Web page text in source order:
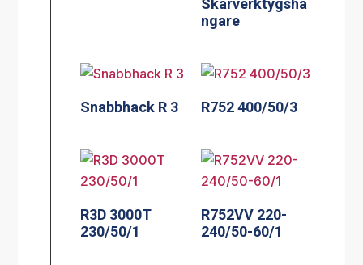
Skärverktygshä
ngare
Snabbhack R 3 R752 400/50/3
R3D 3000T
230/50/1
R752VV 220-
240/50-60/1